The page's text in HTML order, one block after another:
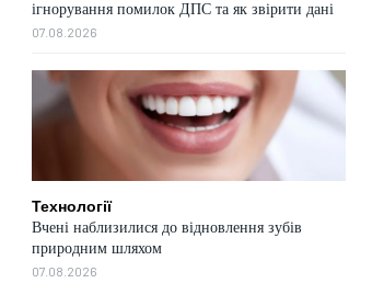
ігнорування помилок ДПС та як звірити дані
07.08.2026
Технології
Вчені наблизилися до відновлення зубів
природним шляхом
07.08.2026